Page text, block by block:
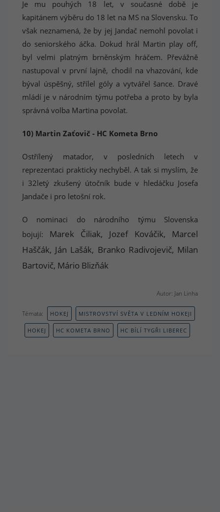
Je mu pouhých 18 let, v současné době je
kapitánem výběru do 18 let na MS na Slovensku. To
však neznamená, že by jej Jandač nemohl povolat i
do seniorského áčka. Dokud hrál Martin play off,
byl velmi platným brněnským hráčem. Převážně
nastupoval v první lajně, chodil na vhazování, kde
býval úspěšný, střílel góly a vytvářel šance. Dravé
mládí je v národním týmu potřeba a proto by byla
správná volba Martina povolat.
10) Martin Zaťovič - HC Kometa Brno
Ostřílený matador, v posledních letech v
reprezentaci prakticky nechyběl. A tak si myslím, že
i 32letý zkušený útočník bude v hledáčku Josefa
Jandače i pro letošní rok.
O nominaci do národního týmu Slovenska
bojují: Marek Čiliak, Jozef Kováčik, Marcel
Haščák, Ján Lašák, Branko Radivojevič, Milan
Bartovič, Mário Blizňák
Autor: Jan Linha
Témata: HOKEJ MISTROVSTVÍ SVĚTA V LEDNÍM HOKEJI
HOKEJ HC KOMETA BRNO HC BÍLÍ TYGŘI LIBEREC